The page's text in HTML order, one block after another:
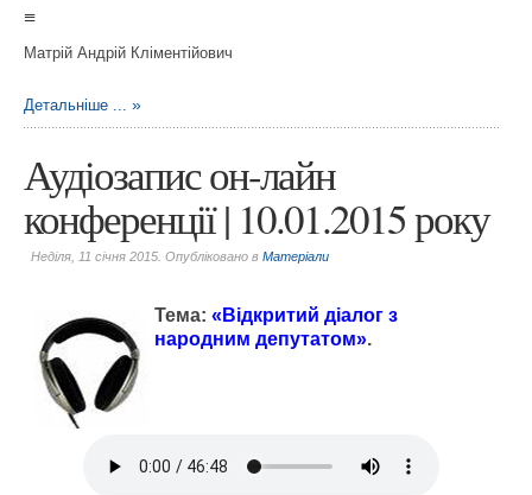
≡
Матрій Андрій Кліментійович
Детальніше ...
Аудіозапис он-лайн
конференції | 10.01.2015 року
Неділя, 11 січня 2015. Опубліковано в Матеріали
Тема: « Вiдкритий дiалог з
народним депутатом».